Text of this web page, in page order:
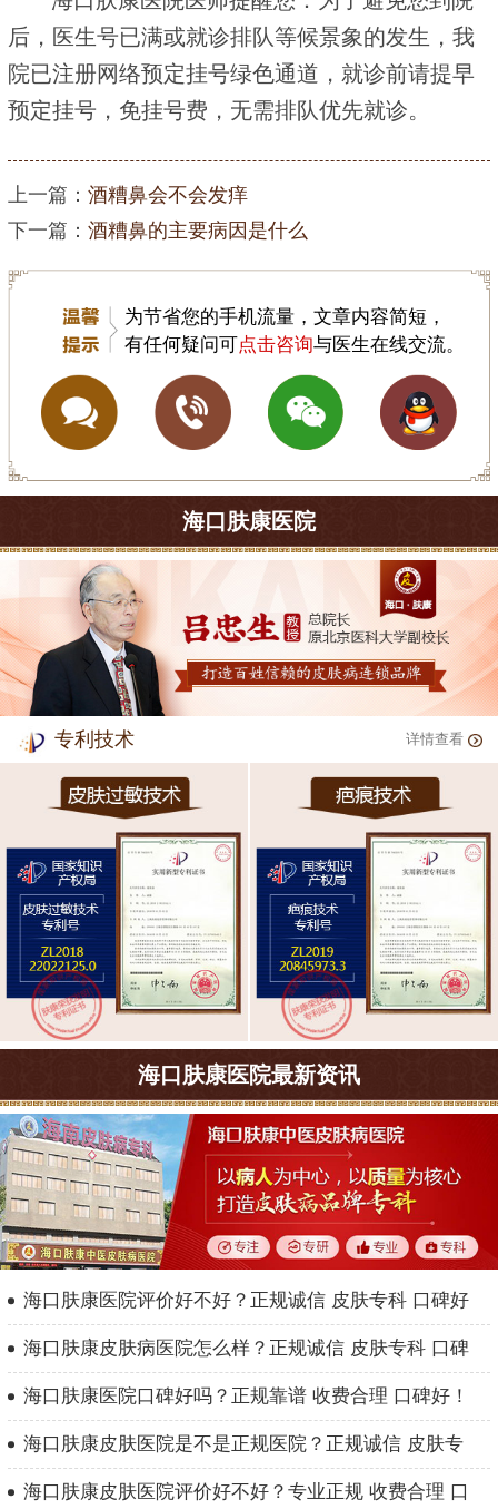
后，医生号已满或就诊排队等候景象的发生，我
院已注册网络预定挂号绿色通道，就诊前请提早
预定挂号，免挂号费，无需排队优先就诊。
上一篇： 酒糟鼻会不会发痒
下一篇： 酒糟鼻的主要病因是什么
为节省您的手机流量，文章内容简短，
有任何疑问可点击咨询与医生在线交流。
海口肤康医院
专利技术 详情查看
海口肤康医院最新资讯
海口肤康医院评价好不好？正规诚信 皮肤专科 口碑好
海口肤康皮肤病医院怎么样？正规诚信 皮肤专科 口碑
海口肤康医院口碑好吗？正规靠谱 收费合理 口碑好！
海口肤康皮肤医院是不是正规医院？正规诚信 皮肤专
海口肤康皮肤医院评价好不好？专业正规 收费合理 口